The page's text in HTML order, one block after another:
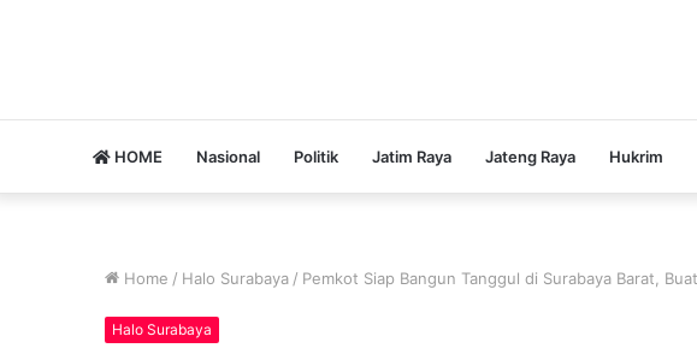
HOME Nasional Politik Jatim Raya Jateng Raya Hukrim
Home / Halo Surabaya / Pemkot Siap Bangun Tanggul di Surabaya Barat,
Halo Surabaya